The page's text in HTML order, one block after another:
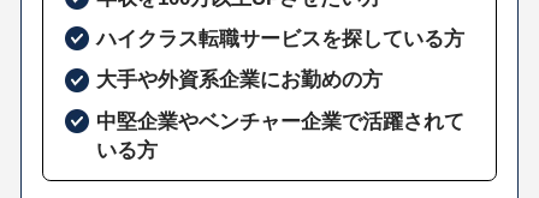
ハイクラス転職サービスを探している方
大手や外資系企業にお勤めの方
中堅企業やベンチャー企業で活躍されて
いる方